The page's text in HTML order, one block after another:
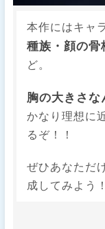
本作にはキャ
種族・顔の
ど。
胸の大きさな
かなり理想に
るぞ！！
ぜひあなただ
成してみよう